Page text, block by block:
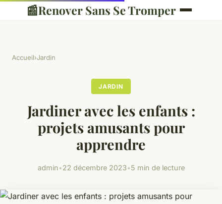
📰Renover Sans Se Tromper
Accueil›Jardin
JARDIN
Jardiner avec les enfants :
projets amusants pour
apprendre
admin•22 décembre 2023•5 min de lecture